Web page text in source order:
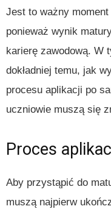
Jest to ważny
ponieważ wynik
karierę zawodową. W
dokładniej temu, jak
procesu aplikacji po
uczniowie muszą się
Proces
Aby przystąpić do
muszą najpierw